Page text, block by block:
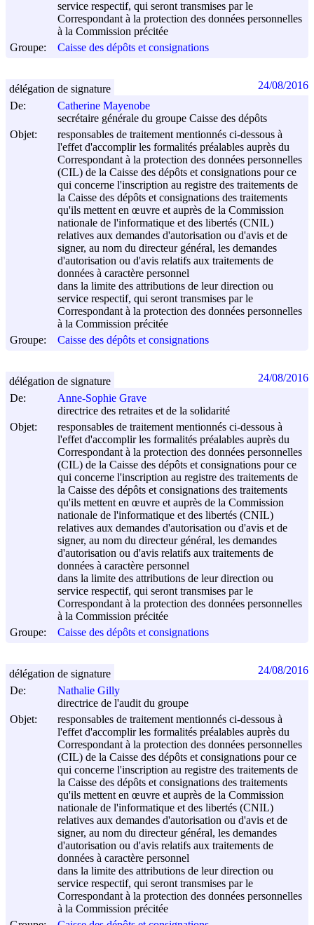
service respectif, qui seront transmises par le
Correspondant à la protection des données personnelles
à la Commission précitée
Groupe:
Caisse des dépôts et consignations
De:
Catherine Mayenobe
secrétaire générale du groupe Caisse des dépôts
Objet:
responsables de traitement mentionnés ci-dessous à
l'effet d'accomplir les formalités préalables auprès du
Correspondant à la protection des données personnelles
(CIL) de la Caisse des dépôts et consignations pour ce
qui concerne l'inscription au registre des traitements de
la Caisse des dépôts et consignations des traitements
qu'ils mettent en œuvre et auprès de la Commission
nationale de l'informatique et des libertés (CNIL)
relatives aux demandes d'autorisation ou d'avis et de
signer, au nom du directeur général, les demandes
d'autorisation ou d'avis relatifs aux traitements de
données à caractère personnel
dans la limite des attributions de leur direction ou
service respectif, qui seront transmises par le
Correspondant à la protection des données personnelles
à la Commission précitée
Groupe:
Caisse des dépôts et consignations
délégation de signature 24/08/2016
De:
Anne-Sophie Grave
directrice des retraites et de la solidarité
Objet:
responsables de traitement mentionnés ci-dessous à
l'effet d'accomplir les formalités préalables auprès du
Correspondant à la protection des données personnelles
(CIL) de la Caisse des dépôts et consignations pour ce
qui concerne l'inscription au registre des traitements de
la Caisse des dépôts et consignations des traitements
qu'ils mettent en œuvre et auprès de la Commission
nationale de l'informatique et des libertés (CNIL)
relatives aux demandes d'autorisation ou d'avis et de
signer, au nom du directeur général, les demandes
d'autorisation ou d'avis relatifs aux traitements de
données à caractère personnel
dans la limite des attributions de leur direction ou
service respectif, qui seront transmises par le
Correspondant à la protection des données personnelles
à la Commission précitée
Groupe:
Caisse des dépôts et consignations
délégation de signature 24/08/2016
De:
Nathalie Gilly
directrice de l'audit du groupe
Objet:
responsables de traitement mentionnés ci-dessous à
l'effet d'accomplir les formalités préalables auprès du
Correspondant à la protection des données personnelles
(CIL) de la Caisse des dépôts et consignations pour ce
qui concerne l'inscription au registre des traitements de
la Caisse des dépôts et consignations des traitements
qu'ils mettent en œuvre et auprès de la Commission
nationale de l'informatique et des libertés (CNIL)
relatives aux demandes d'autorisation ou d'avis et de
signer, au nom du directeur général, les demandes
d'autorisation ou d'avis relatifs aux traitements de
données à caractère personnel
dans la limite des attributions de leur direction ou
service respectif, qui seront transmises par le
Correspondant à la protection des données personnelles
à la Commission précitée
délégation de signature 24/08/2016